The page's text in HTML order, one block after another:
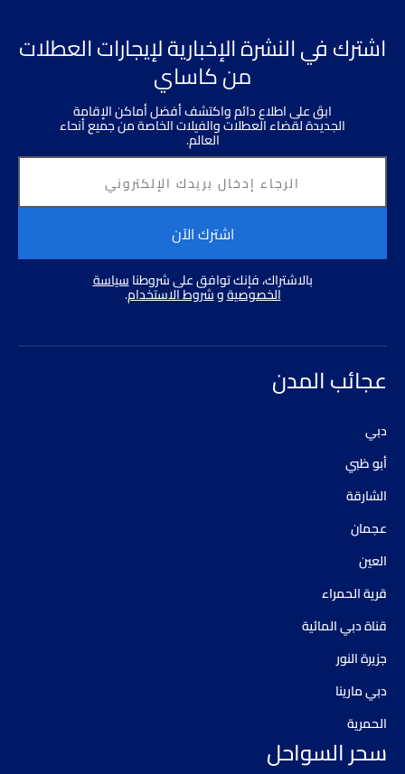
اشترك في النشرة الإخبارية لإيجارات العطلات
من كاساي
ابقَ على اطلاع دائم واكتشف أفضل أماكن الإقامة
الجديدة لقضاء العطلات والفيلات الخاصة من جميع أنحاء
العالم.
اشترك الآن
بالاشتراك، فإنك توافق على شروطناسياسة
الخصوصيةوشروط الاستخدام.
عجائب المدن
دبي
أبو ظبي
الشارقة
عجمان
العين
قرية الحمراء
قناة دبي المائية
جزيرة النور
دبي مارينا
الحمرية
سحر السواحل